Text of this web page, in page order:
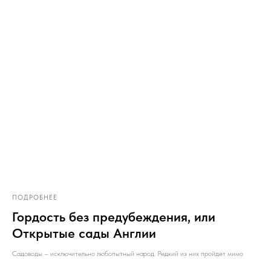
ПОДРОБНЕЕ
Гордость без предубеждения, или
Открытые сады Англии
Садоводы – исключительно любопытный народ. Редкий из них пройдет мимо